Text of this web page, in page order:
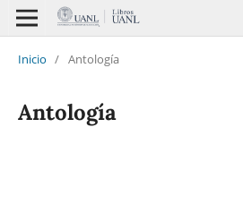
Inicio / Antología
Antología